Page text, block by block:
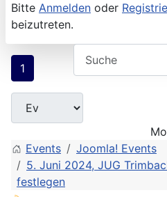
Bitte Anmelden oder
beizutreten.
1
Events
Joomla! Events
5. Juni 2024, JUG
festlegen